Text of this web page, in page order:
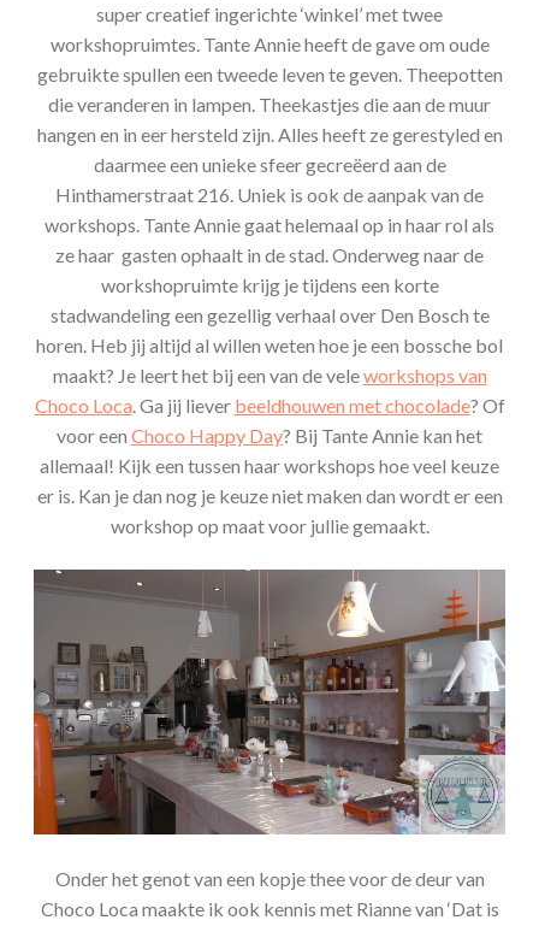
super creatief ingerichte ‘winkel’ met twee
workshopruimtes. Tante Annie heeft de gave om oude
gebruikte spullen een tweede leven te geven. Theepotten
die veranderen in lampen. Theekastjes die aan de muur
hangen en in eer hersteld zijn. Alles heeft ze gerestyled en
daarmee een unieke sfeer gecreëerd aan de
Hinthamerstraat 216. Uniek is ook de aanpak van de
workshops. Tante Annie gaat helemaal op in haar rol als
ze haar gasten ophaalt in de stad. Onderweg naar de
workshopruimte krijg je tijdens een korte
stadwandeling een gezellig verhaal over Den Bosch te
horen. Heb jij altijd al willen weten hoe je een bossche bol
maakt? Je leert het bij een van de veleworkshops van
Choco Loca . Ga jij liever beeldhouwen met chocolade? Of
voor een Choco Happy Day? Bij Tante Annie kan het
allemaal! Kijk een tussen haar workshops hoe veel keuze
er is. Kan je dan nog je keuze niet maken dan wordt er een
workshop op maat voor jullie gemaakt.
Onder het genot van een kopje thee voor de deur van
Choco Loca maakte ik ook kennis met Rianne van ‘Dat is